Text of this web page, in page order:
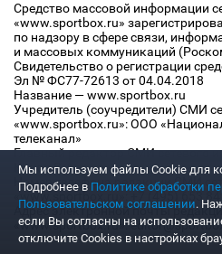
Средство массовой информации
«www.sportbox.ru»
по надзору в сфере связи,
и массовых коммуникаций
Свидетельство о регистрации
Эл № ФС77-72613 от 04.04.2018
Название — www.sportbox.ru
Учредитель (соучредители) СМИ
«www.sportbox.ru»: ООО
телеканал»
Главный редактор СМИ сетевого
Конов В.А.
Номер телефона редакции СМИ
«www.sportbox.ru»: +7 (495) 653
Адрес электронной почты
«www.sportbox.ru»:
Мы используем файлы Сookie для
Подробнее в Политике обработки
Пользовательском соглашении.
если Вы согласны на
отключите Cookies в настройках